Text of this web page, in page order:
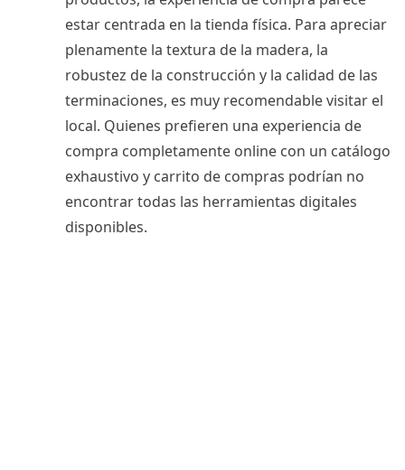
estar centrada en la tienda física. Para apreciar
plenamente la textura de la madera, la
robustez de la construcción y la calidad de las
terminaciones, es muy recomendable visitar el
local. Quienes prefieren una experiencia de
compra completamente online con un catálogo
exhaustivo y carrito de compras podrían no
encontrar todas las herramientas digitales
disponibles.